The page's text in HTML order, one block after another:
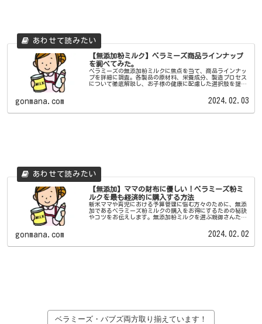
【無添加粉ミルク】ベラミーズ商品ラインナップ
を調べてみた。
ベラミーズの無添加粉ミルクに焦点を当て、商品ラインナッ
プを詳細に調査。各製品の原材料、栄養成分、製造プロセス
について徹底解説し、お子様の健康に配慮した選択肢を提案
gonmana.com 2024.02.03
【無添加】ママの財布に優しい！ベラミーズ粉ミ
ルクを最も経済的に購入する方法
新米ママや育児における予算管理に悩む方々のために、無添
加であるベラミーズ粉ミルクの購入をお得にするための秘訣
やコツをお伝えします。無添加粉ミルクを選ぶ親御さんたち
gonmana.com 2024.02.02
ベラミーズ・バブズ両方取り揃えています！